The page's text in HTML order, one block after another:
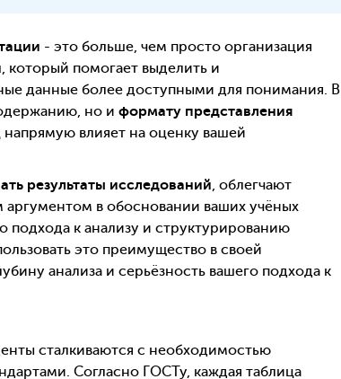
- это больше, чем просто организация
, который помогает выделить и
данные более доступными для понимания. В
но и формату представления
напрямую влияет на оценку вашей
результаты исследований, облегчают
в обосновании ваших учёных
подхода к анализу и структурированию
это преимущество в своей
анализа и серьёзность вашего подхода к
сталкиваются с необходимостью
Согласно ГОСТу, каждая таблица